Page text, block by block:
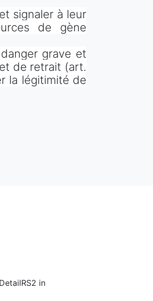
signaler à leur
de gène
grave et
de retrait (art.
la légitimité de
in